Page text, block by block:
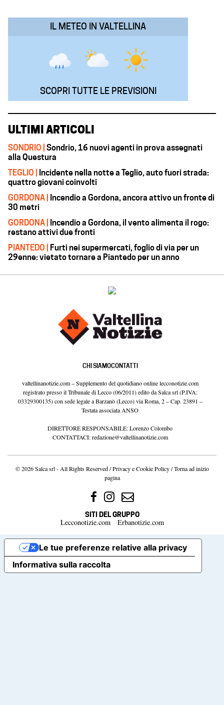
IL METEO IN VALTELLINA
SCOPRI TUTTE LE PREVISIONI
ULTIMI ARTICOLI
SONDRIO | Sondrio, 16 nuovi agenti in prova assegnati
alla Questura
TEGLIO |
Incidente nella notte a Teglio, auto fuori strada:
quattro giovani coinvolti
GORDONA |
Incendio a Gordona, ancora attivo un fronte di
30 metri
GORDONA |
Incendio a Gordona, il vento alimenta il rogo:
restano attivi due fronti
PIANTEDO |
Furti nei supermercati, foglio di via per un
29enne: vietato tornare a Piantedo per un anno
CHI SIAMOCONTATTI
valtellinanotizie.com – Supplemento del quotidiano online lecconotizie.com
registrato presso il Tribunale di Lecco (06/2011) edito da Salca srl (P.IVA:
03329300135) con sede legale a Barzanò (Lecco) via Roma, 2 – Cap. 23891 –
Testata associata ANSO
DIRETTORE RESPONSABILE: Lorenzo Colombo
CONTATTACI:redazione@valtellinanotizie.com
© 2026 Salca srl - All Rights Reserved /Privacy e Cookie Policy/Torna ad inizio
pagina
SITI DEL GRUPPO
Lecconotizie.com Erbanotizie.com
Informativa sulla raccolta
Le tue preferenze relative alla privacy